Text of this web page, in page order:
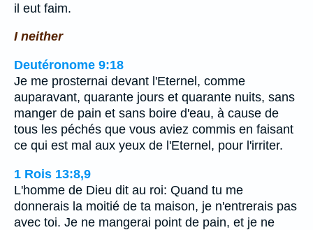
il eut faim.
I neither
Deutéronome 9:18
Je me prosternai devant l'Eternel, comme
auparavant, quarante jours et quarante nuits, sans
manger de pain et sans boire d'eau, à cause de
tous les péchés que vous aviez commis en faisant
ce qui est mal aux yeux de l'Eternel, pour l'irriter.
1 Rois 13:8,9
L'homme de Dieu dit au roi: Quand tu me
donnerais la moitié de ta maison, je n'entrerais pas
avec toi. Je ne mangerai point de pain, et je ne